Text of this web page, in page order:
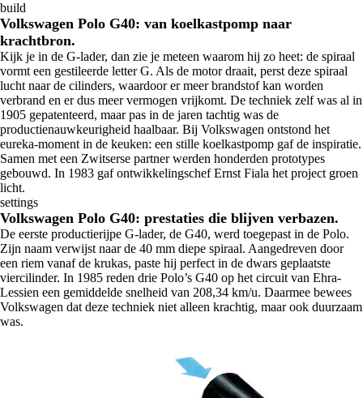
build
Volkswagen Polo G40: van koelkastpomp naar
krachtbron.
Kijk je in de G-lader, dan zie je meteen waarom hij zo heet: de spiraal
vormt een gestileerde letter G. Als de motor draait, perst deze spiraal
lucht naar de cilinders, waardoor er meer brandstof kan worden
verbrand en er dus meer vermogen vrijkomt. De techniek zelf was al in
1905 gepatenteerd, maar pas in de jaren tachtig was de
productienauwkeurigheid haalbaar. Bij Volkswagen ontstond het
eureka-moment in de keuken: een stille koelkastpomp gaf de inspiratie.
Samen met een Zwitserse partner werden honderden prototypes
gebouwd. In 1983 gaf ontwikkelingschef Ernst Fiala het project groen
licht.
settings
Volkswagen Polo G40: prestaties die blijven verbazen.
De eerste productierijpe G-lader, de G40, werd toegepast in de Polo.
Zijn naam verwijst naar de 40 mm diepe spiraal. Aangedreven door
een riem vanaf de krukas, paste hij perfect in de dwars geplaatste
viercilinder. In 1985 reden drie Polo’s G40 op het circuit van Ehra-
Lessien een gemiddelde snelheid van 208,34 km/u. Daarmee bewees
Volkswagen dat deze techniek niet alleen krachtig, maar ook duurzaam
was.